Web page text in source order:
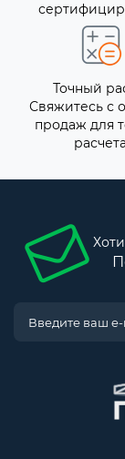
Точный
Свяжитесь с
продаж для